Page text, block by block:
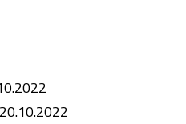
20.10.2022